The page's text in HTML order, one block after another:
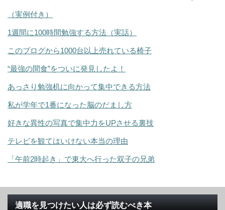
（実例付き）
1週間に100時間勉強する方法（実話）
このブログから1000台以上売れている椅子
“最強の間食”をついに発見したよ！
あっさり勉強机に向かって集中できる方法
私が学年で1番になった脳のだまし方
好きな異性の写真で集中力をUPさせる裏技
テレビを観てはいけない本当の理由
「午前2時起き」で東大へ行った双子の兄弟
適職を見つけたい人は必ず読むべき本